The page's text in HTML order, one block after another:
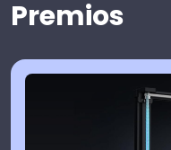
Premios